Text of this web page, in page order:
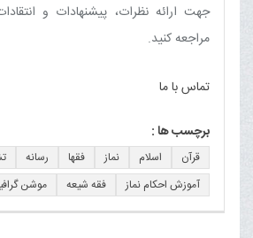
جهت ارائه نظرات، پیشنهادات و
مراجعه کنید.
تماس با ما
برچسب ها :
قرآن اسلام نماز فقها رسانه
آموزش احکام نماز
فقه شیعه موشن